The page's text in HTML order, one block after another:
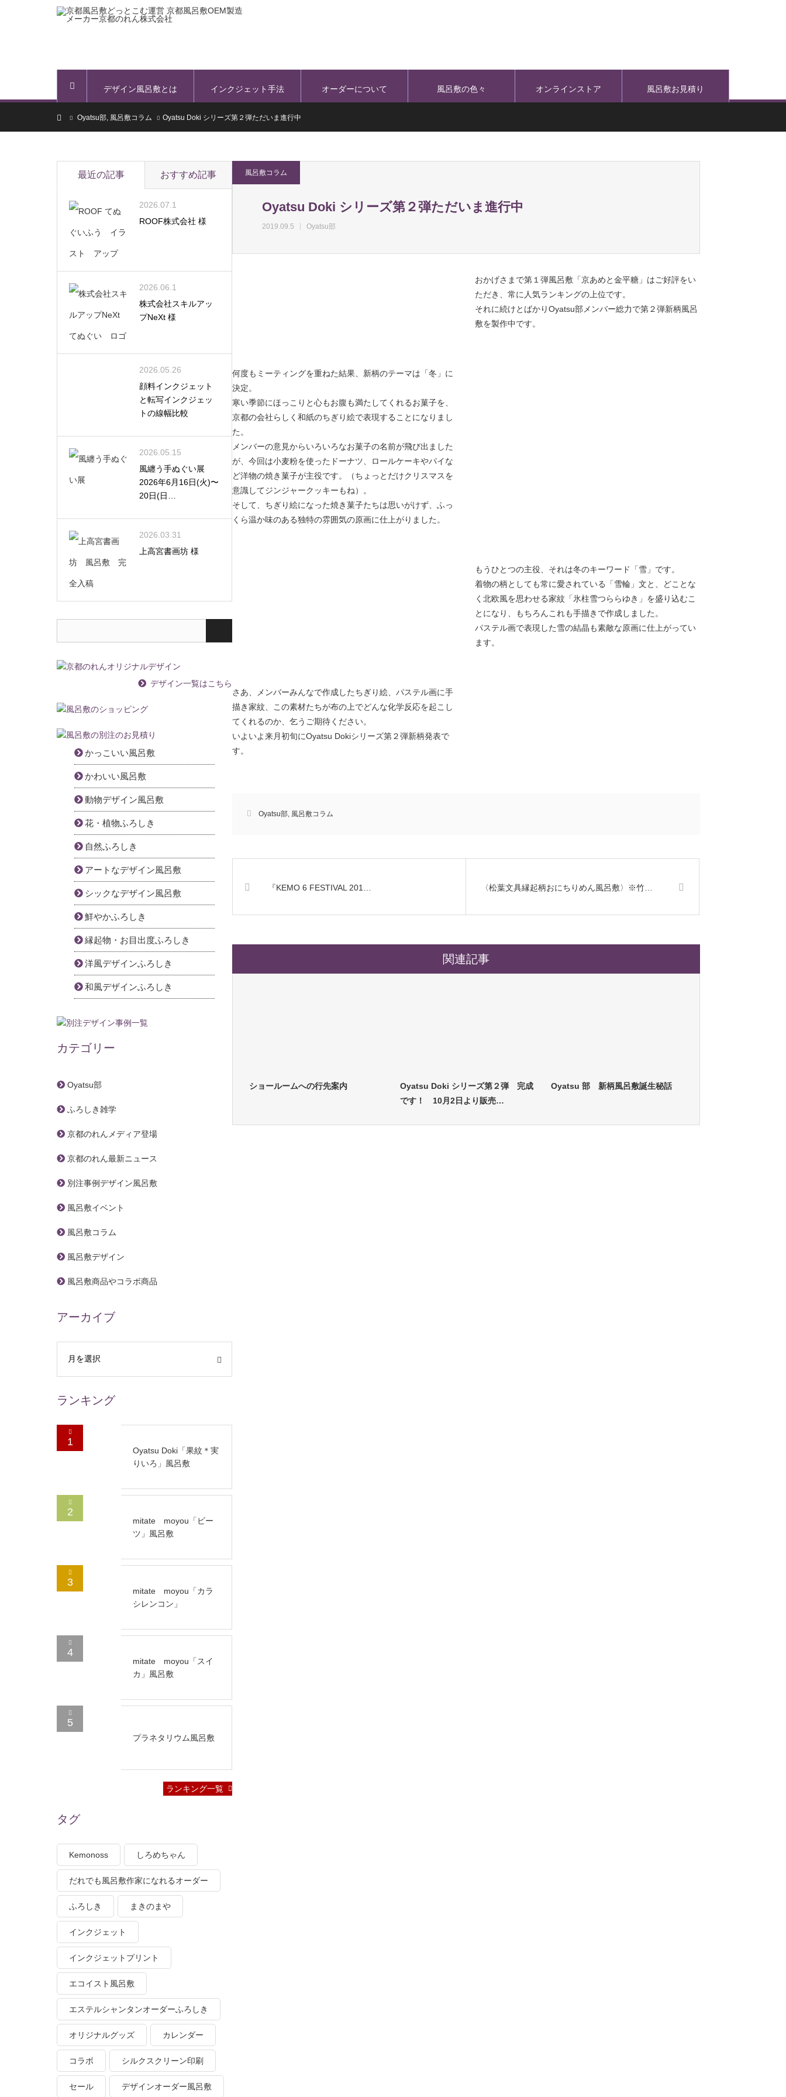
ホーム
デザイン風呂敷とは インクジェット手法 オーダーについて 風呂敷の色々 オンラインストア 風呂敷お見積り
ホームOyatsu部, 風呂敷コラム Oyatsu Doki シリーズ第２弾ただいま進行中
風呂敷コラム
Oyatsu Doki シリーズ第２弾ただいま進行中
2019.09.5 Oyatsu部
おかげさまで第１弾風呂敷「京あめと金平糖」はご好評をい
ただき、常に人気ランキングの上位です。
それに続けとばかりOyatsu部メンバー総力で第２弾新柄風呂
敷を製作中です。
何度もミーティングを重ねた結果、新柄のテーマは「冬」に
決定。
寒い季節にほっこりと心もお腹も満たしてくれるお菓子を、
京都の会社らしく和紙のちぎり絵で表現することになりまし
た。
メンバーの意見からいろいろなお菓子の名前が飛び出ました
が、今回は小麦粉を使ったドーナツ、ロールケーキやパイな
ど洋物の焼き菓子が主役です。（ちょっとだけクリスマスを
意識してジンジャークッキーもね）。
そして、ちぎり絵になった焼き菓子たちは思いがけず、ふっ
くら温か味のある独特の雰囲気の原画に仕上がりました。
もうひとつの主役、それは冬のキーワード「雪」です。
着物の柄としても常に愛されている「雪輪」文と、どことな
く北欧風を思わせる家紋「氷柱雪つららゆき」を盛り込むこ
とになり、もちろんこれも手描きで作成しました。
パステル画で表現した雪の結晶も素敵な原画に仕上がってい
ます。
さあ、メンバーみんなで作成したちぎり絵、パステル画に手
描き家紋、この素材たちが布の上でどんな化学反応を起こし
てくれるのか、乞うご期待ください。
いよいよ来月初旬にOyatsu Dokiシリーズ第２弾新柄発表で
す。
Oyatsu部, 風呂敷コラム
『KEMO 6 FESTIVAL 201… 〈松葉文具縁起柄おにちりめん風呂敷〉※竹…
関連記事
ショールームへの行先案内
Oyatsu Doki シリーズ第２弾 完成
です！ 10月2日より販売…
Oyatsu 部 新柄風呂敷誕生秘話
最近の記事 おすすめ記事
2026.07.1
ROOF株式会社 様
2026.06.1
株式会社スキルアッ
プNeXt 様
2026.05.26
顔料インクジェット
と転写インクジェッ
トの線幅比較
2026.05.15
風纏う手ぬぐい展
2026年6月16日(火)〜
20日(日…
2026.03.31
上高宮書画坊 様
デザイン一覧はこちら
かっこいい風呂敷
かわいい風呂敷
動物デザイン風呂敷
花・植物ふろしき
自然ふろしき
アートなデザイン風呂敷
シックなデザイン風呂敷
鮮やかふろしき
縁起物・お目出度ふろしき
洋風デザインふろしき
和風デザインふろしき
カテゴリー
Oyatsu部
ふろしき雑学
京都のれんメディア登場
京都のれん最新ニュース
別注事例デザイン風呂敷
風呂敷イベント
風呂敷コラム
風呂敷デザイン
風呂敷商品やコラボ商品
アーカイブ
ランキング
1
Oyatsu Doki「果紋＊実
りいろ」風呂敷
2
mitate moyou「ビー
ツ」風呂敷
3
mitate moyou「カラ
シレンコン」
4
mitate moyou「スイ
カ」風呂敷
5
プラネタリウム風呂敷
ランキング一覧
タグ
Kemonoss しろめちゃん
だれでも風呂敷作家になれるオーダー
ふろしき まきのまや
インクジェット
インクジェットプリント
エコイスト風呂敷
エステルシャンタンオーダーふろしき
オリジナルグッズ カレンダー
コラボ シルクスクリーン印刷
セール デザインオーダー風呂敷